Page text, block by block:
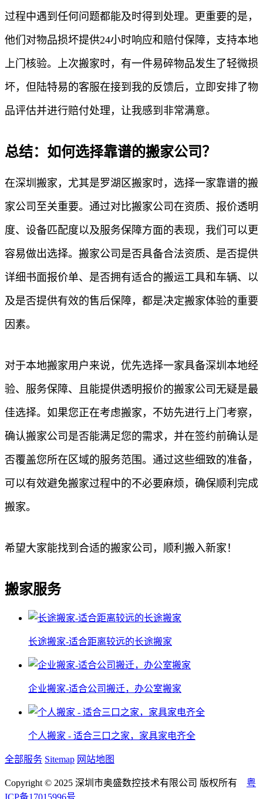
过程中遇到任何问题都能及时得到处理。更重要的是，
他们对物品损坏提供24小时响应和赔付保障，支持本地
上门核验。上次搬家时，有一件易碎物品发生了轻微损
坏，但陆特易的客服在接到我的反馈后，立即安排了物
品评估并进行赔付处理，让我感到非常满意。
总结：如何选择靠谱的搬家公司？
在深圳搬家，尤其是罗湖区搬家时，选择一家靠谱的搬
家公司至关重要。通过对比搬家公司在资质、报价透明
度、设备匹配度以及服务保障方面的表现，我们可以更
容易做出选择。搬家公司是否具备合法资质、是否提供
详细书面报价单、是否拥有适合的搬运工具和车辆、以
及是否提供有效的售后保障，都是决定搬家体验的重要
因素。
对于本地搬家用户来说，优先选择一家具备深圳本地经
验、服务保障、且能提供透明报价的搬家公司无疑是最
佳选择。如果您正在考虑搬家，不妨先进行上门考察，
确认搬家公司是否能满足您的需求，并在签约前确认是
否覆盖您所在区域的服务范围。通过这些细致的准备，
可以有效避免搬家过程中的不必要麻烦，确保顺利完成
搬家。
希望大家能找到合适的搬家公司，顺利搬入新家！
搬家服务
长途搬家-适合距离较远的长途搬家
企业搬家-适合公司搬迁，办公室搬家
个人搬家 - 适合三口之家，家具家电齐全
全部服务 Sitemap 网站地图
Copyright © 2025 深圳市奥盛数控技术有限公司 版权所有 粤
ICP备17015996号